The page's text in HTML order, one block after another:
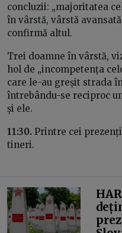
concluzii: „majoritatea
în vârstă, vârstă
confirmă altul.
Trei doamne în vârstă,
hol de „incompetența
care le-au greșit strada
întrebându-se reciproc
și ele.
11:30. Printre cei
tineri.